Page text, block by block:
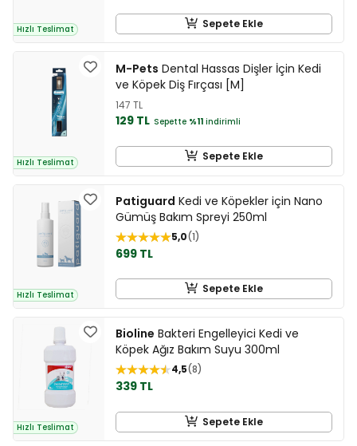
Hızlı Teslimat Sepete Ekle
Hızlı Teslimat
M-Pets Dental Hassas Dişler İçin Kedi
ve Köpek Diş Fırçası [M]
147 TL
129 TL Sepette %11 indirimli
Sepete Ekle
Hızlı Teslimat
Patiguard Kedi ve Köpekler için Nano
Gümüş Bakım Spreyi 250ml
5,0 1
699 TL
Sepete Ekle
Hızlı Teslimat
Bioline Bakteri Engelleyici Kedi ve
Köpek Ağız Bakım Suyu 300ml
4,5 8
339 TL
Sepete Ekle